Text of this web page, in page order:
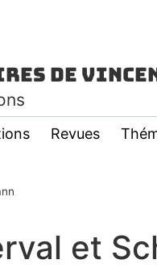
de
Revues
et